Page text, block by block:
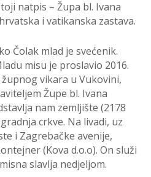
natpis – Župa bl. Ivana
i vatikanska zastava.
Čolak mlad je svećenik.
misu je proslavio 2016.
vikara u Vukovini,
Župe bl. Ivana
nam zemljište (2178
crkve. Na livadi, uz
i Zagrebačke avenije,
(Kova d.o.o). On služi
slavlja nedjeljom.